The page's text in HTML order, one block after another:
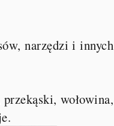
narzędzi i innych
wołowina,